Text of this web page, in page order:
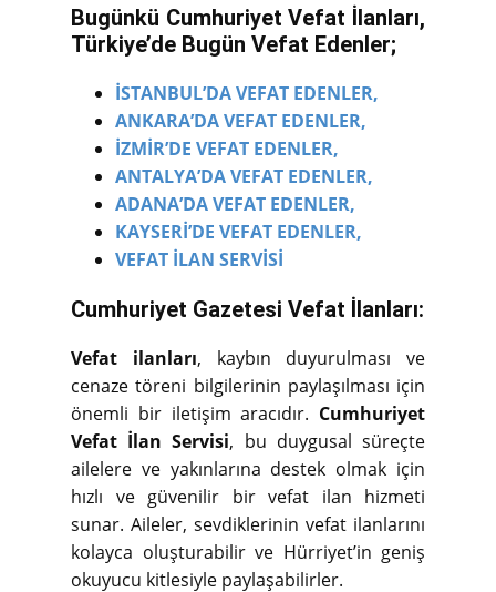
Bugünkü Cumhuriyet Vefat İlanları,
Türkiye’de Bugün Vefat Edenler;
İSTANBUL’DA VEFAT EDENLER,
ANKARA’DA VEFAT EDENLER,
İZMİR’DE VEFAT EDENLER,
ANTALYA’DA VEFAT EDENLER,
ADANA’DA VEFAT EDENLER,
KAYSERİ’DE VEFAT EDENLER,
VEFAT İLAN SERVİSİ
Cumhuriyet Gazetesi Vefat İlanları:
Vefat ilanları, kaybın duyurulması ve
cenaze töreni bilgilerinin paylaşılması için
önemli bir iletişim aracıdır. Cumhuriyet
Vefat İlan Servisi, bu duygusal süreçte
ailelere ve yakınlarına destek olmak için
hızlı ve güvenilir bir vefat ilan hizmeti
sunar. Aileler, sevdiklerinin vefat ilanlarını
kolayca oluşturabilir ve Hürriyet’in geniş
okuyucu kitlesiyle paylaşabilirler.